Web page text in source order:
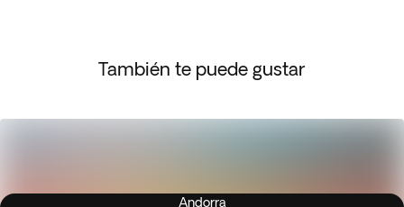
También te puede gustar
Andorra